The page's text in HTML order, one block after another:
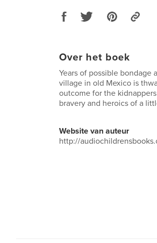
Over het boek
Years of possible bondage
village in old Mexico is
outcome for the
bravery and heroics of a
Website van auteur
http://